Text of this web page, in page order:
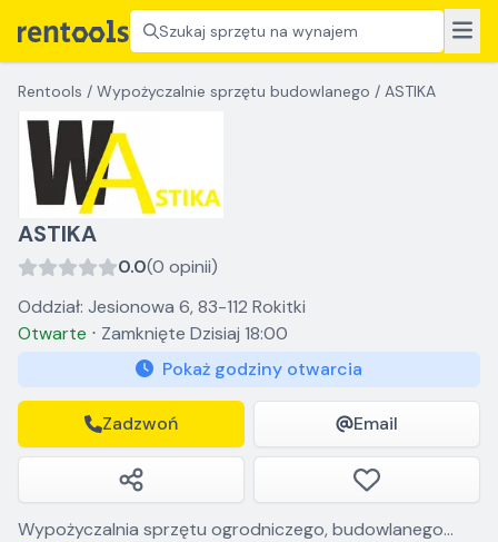
Szukaj sprzętu na wynajem
Rentools / Wypożyczalnie sprzętu budowlanego / ASTIKA
ASTIKA
0.0(0 opinii)
Oddział: Jesionowa 6, 83-112 Rokitki
Otwarte ⋅ Zamknięte Dzisiaj 18:00
Pokaż godziny otwarcia
Zadzwoń Email
Wypożyczalnia sprzętu ogrodniczego, budowlanego